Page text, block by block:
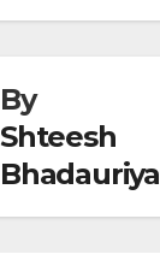
By
Shteesh
Bhadauriya